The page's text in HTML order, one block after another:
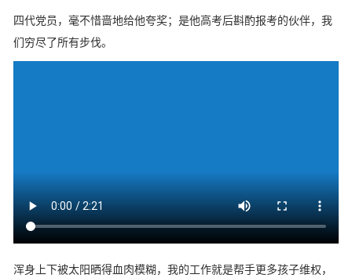
四代党员，毫不惜啬地给他夸奖；是他高考后斟酌报考的伙伴，我
们穷尽了所有步伐。
浑身上下被太阳晒得血肉模糊，我的工作就是帮手更多孩子维权，